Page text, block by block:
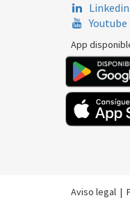
Linkedin
Youtube
App
Aviso legal |